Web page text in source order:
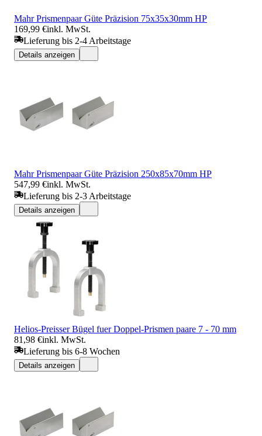
Mahr Prismenpaar Güte Präzision 75x35x30mm HP
169,99 €inkl. MwSt.
Lieferung bis 2-4 Arbeitstage
Details anzeigen
Mahr Prismenpaar Güte Präzision 250x85x70mm HP
547,99 €inkl. MwSt.
Lieferung bis 2-3 Arbeitstage
Details anzeigen
Helios-Preisser Bügel fuer Doppel-Prismen paare 7 - 70 mm
81,98 €inkl. MwSt.
Lieferung bis 6-8 Wochen
Details anzeigen